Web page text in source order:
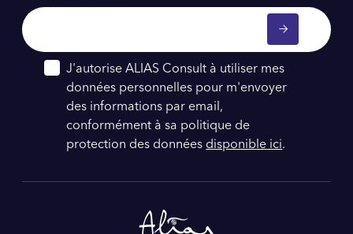
J'autorise ALIAS Consult à utiliser mes
données personnelles pour m'envoyer
des informations par email,
conformément à sa politique de
protection des données disponible ici.